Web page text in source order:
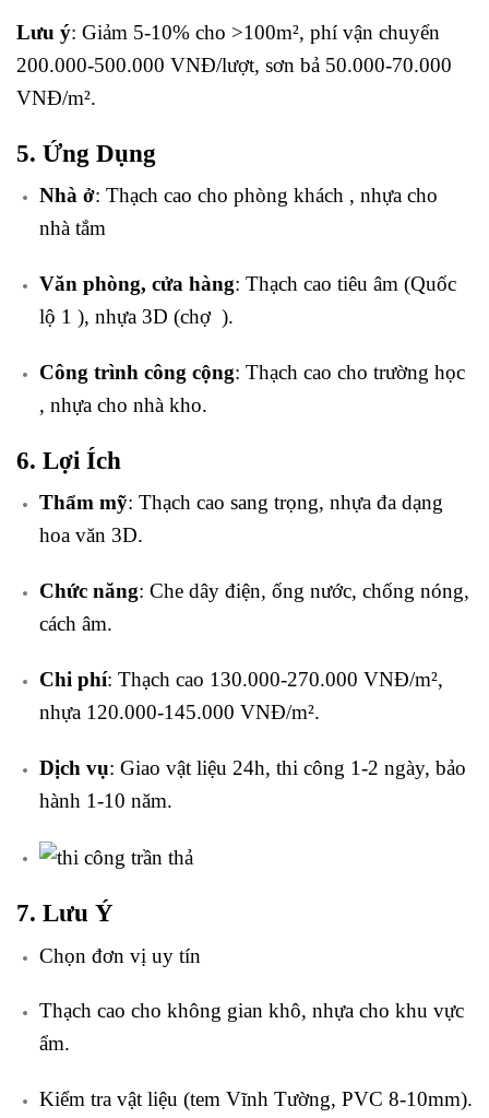
Lưu ý: Giảm 5-10% cho >100m², phí vận chuyển
200.000-500.000 VNĐ/lượt, sơn bả 50.000-70.000
VNĐ/m².
5. Ứng Dụng
Nhà ở: Thạch cao cho phòng khách , nhựa cho
nhà tắm
Văn phòng, cửa hàng: Thạch cao tiêu âm (Quốc
lộ 1 ), nhựa 3D (chợ ).
Công trình công cộng: Thạch cao cho trường học
, nhựa cho nhà kho.
6. Lợi Ích
Thẩm mỹ: Thạch cao sang trọng, nhựa đa dạng
hoa văn 3D.
Chức năng: Che dây điện, ống nước, chống nóng,
cách âm.
Chi phí: Thạch cao 130.000-270.000 VNĐ/m²,
nhựa 120.000-145.000 VNĐ/m².
Dịch vụ: Giao vật liệu 24h, thi công 1-2 ngày, bảo
hành 1-10 năm.
7. Lưu Ý
Chọn đơn vị uy tín
Thạch cao cho không gian khô, nhựa cho khu vực
ẩm.
Kiểm tra vật liệu (tem Vĩnh Tường, PVC 8-10mm).